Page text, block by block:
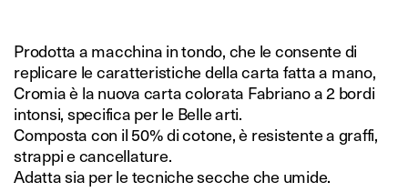
Prodotta a macchina in tondo, che le consente di
replicare le caratteristiche della carta fatta a mano,
Cromia è la nuova carta colorata Fabriano a 2 bordi
intonsi, specifica per le Belle arti.
Composta con il 50% di cotone, è resistente a graffi,
strappi e cancellature.
Adatta sia per le tecniche secche che umide.